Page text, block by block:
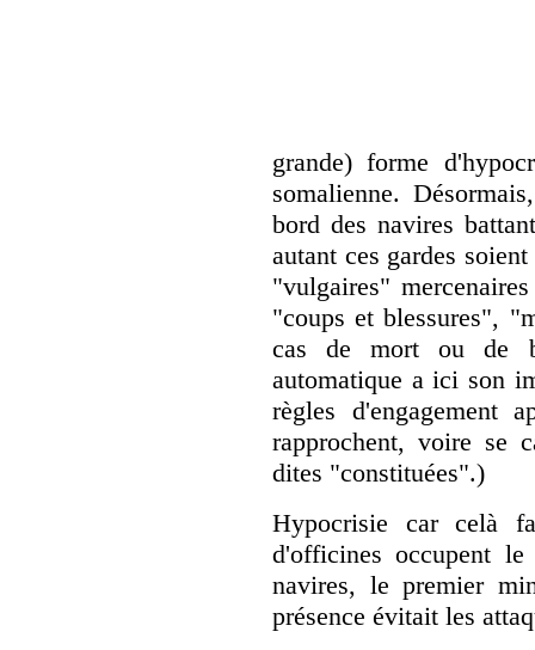
grande) forme
somalienne.
bord des navires
autant ces gardes
"vulgaires"
"coups et blessures",
cas de mort ou de
automatique a ici son
règles d'engagement
rapprochent, voire se
dites "constituées".)
Hypocrisie car celà
d'officines occupent
navires, le premier
présence évitait les